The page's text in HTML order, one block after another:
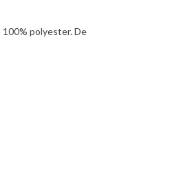
polyester. De